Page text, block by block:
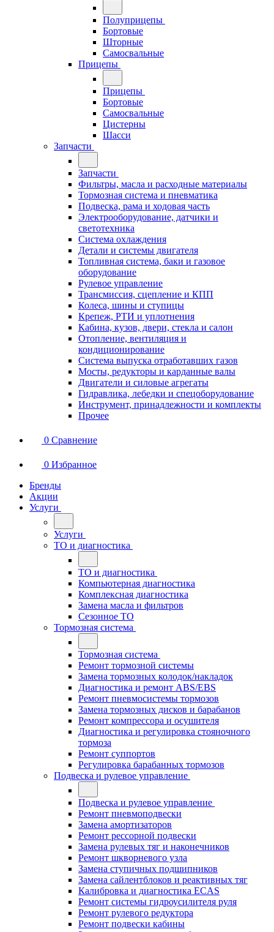
Полуприцепы
Бортовые
Шторные
Самосвальные
Прицепы
Прицепы
Бортовые
Самосвальные
Цистерны
Шасси
Запчасти
Запчасти
Фильтры, масла и расходные материалы
Тормозная система и пневматика
Подвеска, рама и ходовая часть
Электрооборудование, датчики и
светотехника
Система охлаждения
Детали и системы двигателя
Топливная система, баки и газовое
оборудование
Рулевое управление
Трансмиссия, сцепление и КПП
Колеса, шины и ступицы
Крепеж, РТИ и уплотнения
Кабина, кузов, двери, стекла и салон
Отопление, вентиляция и
кондиционирование
Система выпуска отработавших газов
Мосты, редукторы и карданные валы
Двигатели и силовые агрегаты
Гидравлика, лебедки и спецоборудование
Инструмент, принадлежности и комплекты
Прочее
0 Сравнение
0 Избранное
Бренды
Акции
Услуги
Услуги
ТО и диагностика
ТО и диагностика
Компьютерная диагностика
Комплексная диагностика
Замена масла и фильтров
Сезонное ТО
Тормозная система
Тормозная система
Ремонт тормозной системы
Замена тормозных колодок/накладок
Диагностика и ремонт ABS/EBS
Ремонт пневмосистемы тормозов
Замена тормозных дисков и барабанов
Ремонт компрессора и осушителя
Диагностика и регулировка стояночного
тормоза
Ремонт суппортов
Регулировка барабанных тормозов
Подвеска и рулевое управление
Подвеска и рулевое управление
Ремонт пневмоподвески
Замена амортизаторов
Ремонт рессорной подвески
Замена рулевых тяг и наконечников
Ремонт шкворневого узла
Замена ступичных подшипников
Замена сайлентблоков и реактивных тяг
Калибровка и диагностика ECAS
Ремонт системы гидроусилителя руля
Ремонт рулевого редуктора
Ремонт подвески кабины